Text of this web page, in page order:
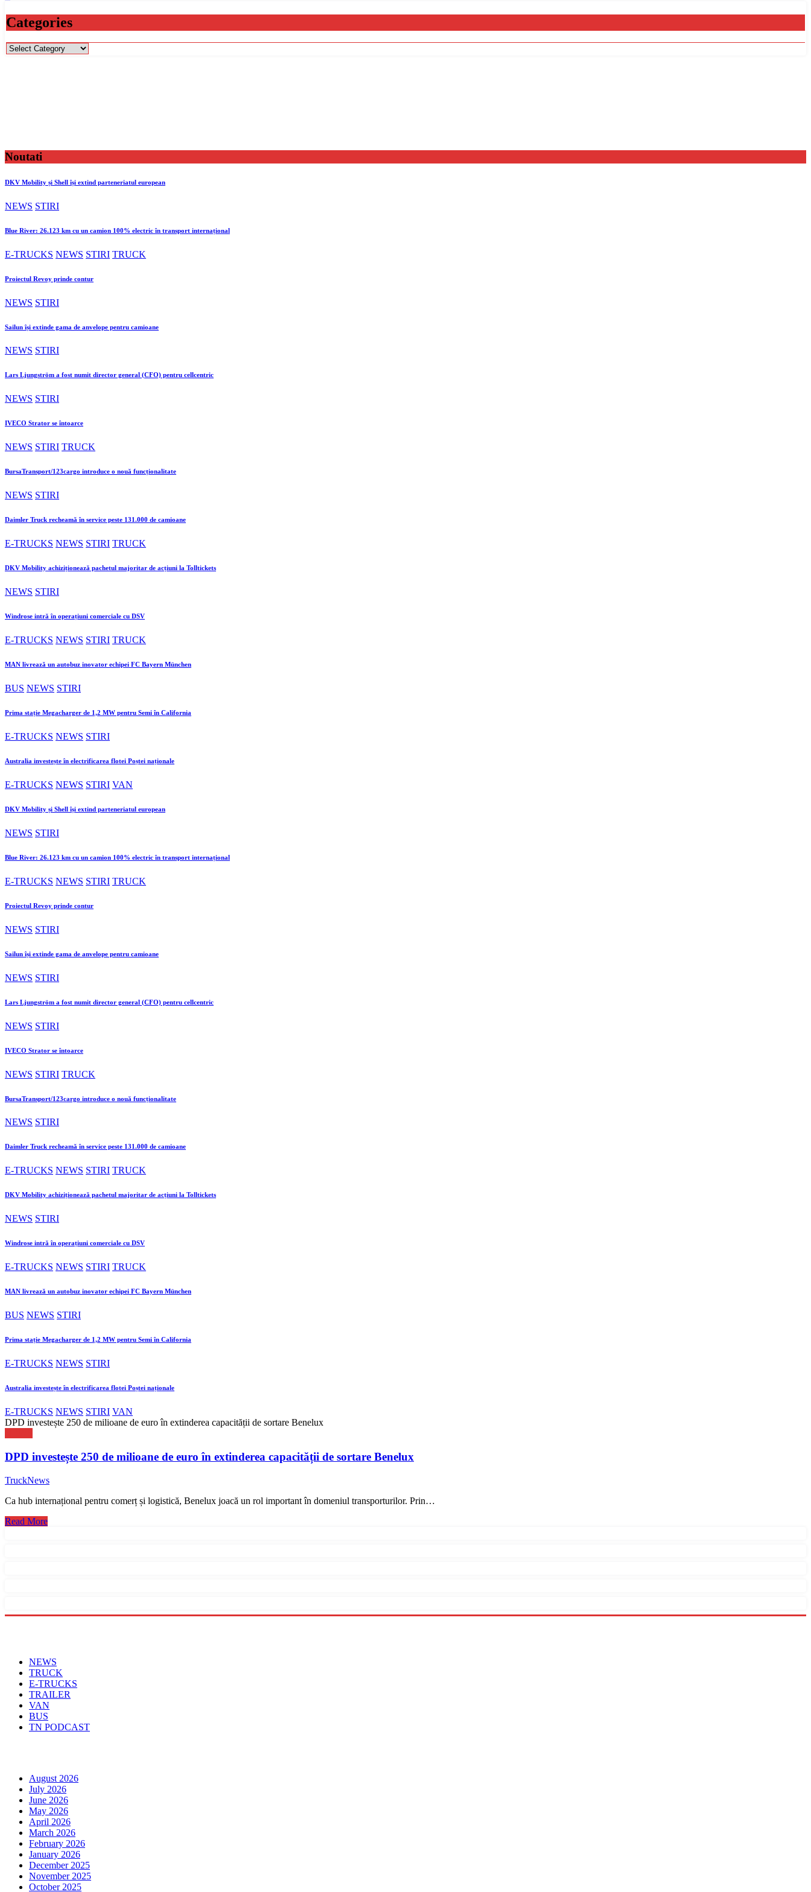
Categories
Categories
Noutati
DKV Mobility și Shell își extind parteneriatul european
NEWS STIRI
Blue River: 26.123 km cu un camion 100% electric în transport internațional
E-TRUCKS NEWS STIRI TRUCK
Proiectul Revoy prinde contur
NEWS STIRI
Sailun își extinde gama de anvelope pentru camioane
NEWS STIRI
Lars Ljungström a fost numit director general (CFO) pentru cellcentric
NEWS STIRI
IVECO Strator se întoarce
NEWS STIRI TRUCK
BursaTransport/123cargo introduce o nouă funcționalitate
NEWS STIRI
Daimler Truck recheamă în service peste 131.000 de camioane
E-TRUCKS NEWS STIRI TRUCK
DKV Mobility achiziționează pachetul majoritar de acțiuni la Tolltickets
NEWS STIRI
Windrose intră în operațiuni comerciale cu DSV
E-TRUCKS NEWS STIRI TRUCK
MAN livrează un autobuz inovator echipei FC Bayern München
BUS NEWS STIRI
Prima stație Megacharger de 1,2 MW pentru Semi în California
E-TRUCKS NEWS STIRI
Australia investește în electrificarea flotei Poștei naționale
E-TRUCKS NEWS STIRI VAN
DKV Mobility și Shell își extind parteneriatul european
NEWS STIRI
Blue River: 26.123 km cu un camion 100% electric în transport internațional
E-TRUCKS NEWS STIRI TRUCK
Proiectul Revoy prinde contur
NEWS STIRI
Sailun își extinde gama de anvelope pentru camioane
NEWS STIRI
Lars Ljungström a fost numit director general (CFO) pentru cellcentric
NEWS STIRI
IVECO Strator se întoarce
NEWS STIRI TRUCK
BursaTransport/123cargo introduce o nouă funcționalitate
NEWS STIRI
Daimler Truck recheamă în service peste 131.000 de camioane
E-TRUCKS NEWS STIRI TRUCK
DKV Mobility achiziționează pachetul majoritar de acțiuni la Tolltickets
NEWS STIRI
Windrose intră în operațiuni comerciale cu DSV
E-TRUCKS NEWS STIRI TRUCK
MAN livrează un autobuz inovator echipei FC Bayern München
BUS NEWS STIRI
Prima stație Megacharger de 1,2 MW pentru Semi în California
E-TRUCKS NEWS STIRI
Australia investește în electrificarea flotei Poștei naționale
E-TRUCKS NEWS STIRI VAN
DPD investește 250 de milioane de euro în extinderea capacității de sortare Benelux
DPD investește 250 de milioane de euro în extinderea capacității de sortare Benelux
TruckNews
Ca hub internațional pentru comerț și logistică, Benelux joacă un rol important în domeniul transporturilor. Prin…
Read More
NEWS
TRUCK
E-TRUCKS
TRAILER
VAN
BUS
TN PODCAST
August 2026
July 2026
June 2026
May 2026
April 2026
March 2026
February 2026
January 2026
December 2025
November 2025
October 2025